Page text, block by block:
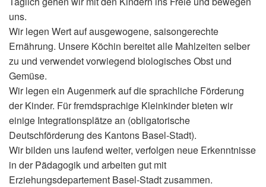
uns.
Wir legen Wert auf ausgewogene, saisongerechte
Ernährung. Unsere Köchin bereitet alle Mahlzeiten selber
zu und verwendet vorwiegend biologisches Obst und
Gemüse.
Wir legen ein Augenmerk auf die sprachliche Förderung
der Kinder. Für fremdsprachige Kleinkinder bieten wir
einige Integrationsplätze an (obligatorische
Deutschförderung des Kantons Basel-Stadt).
Wir bilden uns laufend weiter, verfolgen neue Erkenntnisse
in der Pädagogik und arbeiten gut mit
Erziehungsdepartement Basel-Stadt zusammen.